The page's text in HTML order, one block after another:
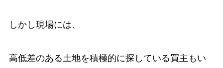
しかし現場には、
高低差のある土地を積極的に探している買主もい